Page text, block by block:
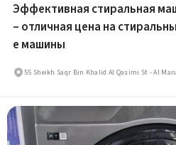
Эффективная стиральная
– отличная цена на
е машины
55 Sheikh Saqr Bin Khalid Al Qasimi St - Al